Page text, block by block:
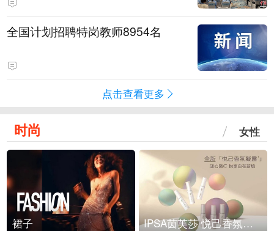
全国计划招聘特岗教师8954名
点击查看更多
时尚 女性
裙子 IPSA茵芙莎 悦己香氛凝露上市